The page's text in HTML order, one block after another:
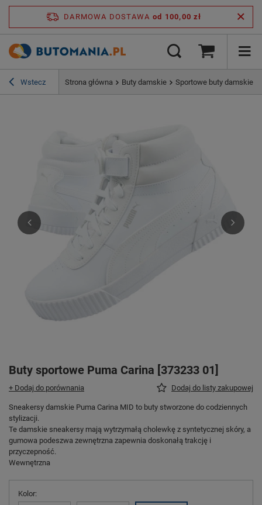
DARMOWA DOSTAWA od 100,00 zł
Wstecz Strona główna Buty damskie Sportowe buty damskie
Buty sportowe Puma Carina [373233 01]
+ Dodaj do porównania Dodaj do listy zakupowej
Sneakersy damskie Puma Carina MID to buty stworzone do codziennych
stylizacji.
Te damskie sneakersy mają wytrzymałą cholewkę z syntetycznej skóry, a
gumowa podeszwa zewnętrzna zapewnia doskonałą trakcję i
przyczepność.
Wewnętrzna
Kolor